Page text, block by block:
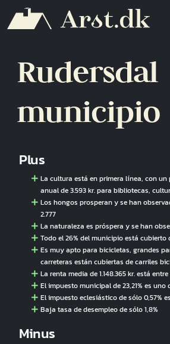
Rudersdal
municipio
Plus
La cultura está en primera línea, con
anual de 3.593 kr. para bibliotecas,
Los hongos prosperan y se han
2.777
La naturaleza es próspera y se han
Todo el 26% del municipio está cubierto
Es muy apto para bicicletas, grandes
carreteras están cubiertas de carriles
La renta media de 1.148.365 kr. está
El impuesto municipal de 23,21% es
El impuesto eclesiástico de sólo 0,57%
Baja tasa de desempleo de sólo 1,8%
Minus